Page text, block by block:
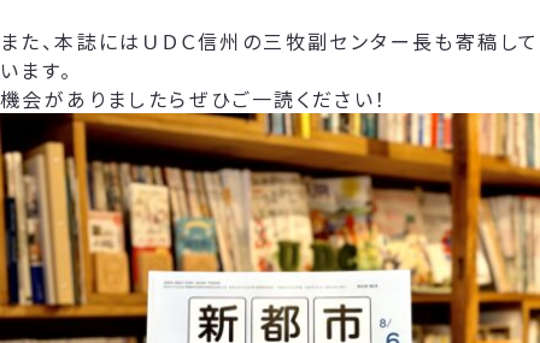
また、本誌にはＵＤＣ信州の三牧副センター長も寄稿して
います。
機会がありましたらぜひご一読ください！